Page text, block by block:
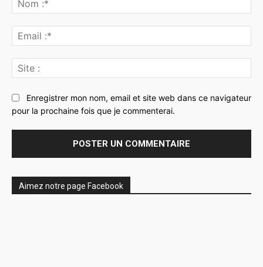
:*
:*
:
Enregistrer mon nom, email et site web dans ce navigateur
pour la prochaine fois que je commenterai.
Aimez notre page Facebook